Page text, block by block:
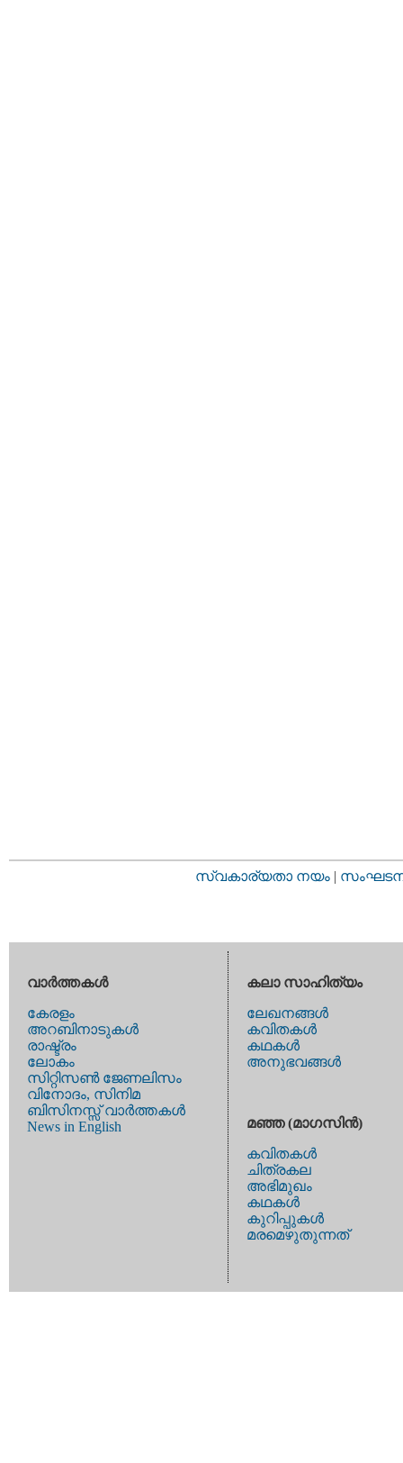
സ്വകാര്യതാ നയം |
വാര്‍ത്തകള്‍
കേരളം
അറബിനാടുകള്‍
രാഷ്ട്രം
ലോകം
സിറ്റിസണ്‍ ജേണലിസം
വിനോദം, സിനിമ
ബിസിനസ്സ് വാര്‍ത്തകള്‍
News in English
കലാ സാഹിത്യം
ലേഖനങ്ങള്‍
കവിതകള്‍
കഥകള്‍
അനുഭവങ്ങള്‍
മഞ്ഞ (മാഗസിന്‍)
കവിതകള്‍
ചിത്രകല
അഭിമുഖം
കഥകള്‍
കുറിപ്പുകള്‍
മരമെഴുതുന്നത്